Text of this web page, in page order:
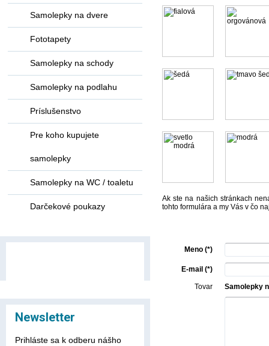
Ak ste na našich stránkach
tohto formulára a my Vás v čo
Meno (*)
E-mail (*)
Tovar Samolepky
Samolepky na dvere
Fototapety
Samolepky na schody
Samolepky na podlahu
Príslušenstvo
Pre koho kupujete
samolepky
Samolepky na WC / toaletu
Darčekové poukazy
Newsletter
Prihláste sa k odberu nášho